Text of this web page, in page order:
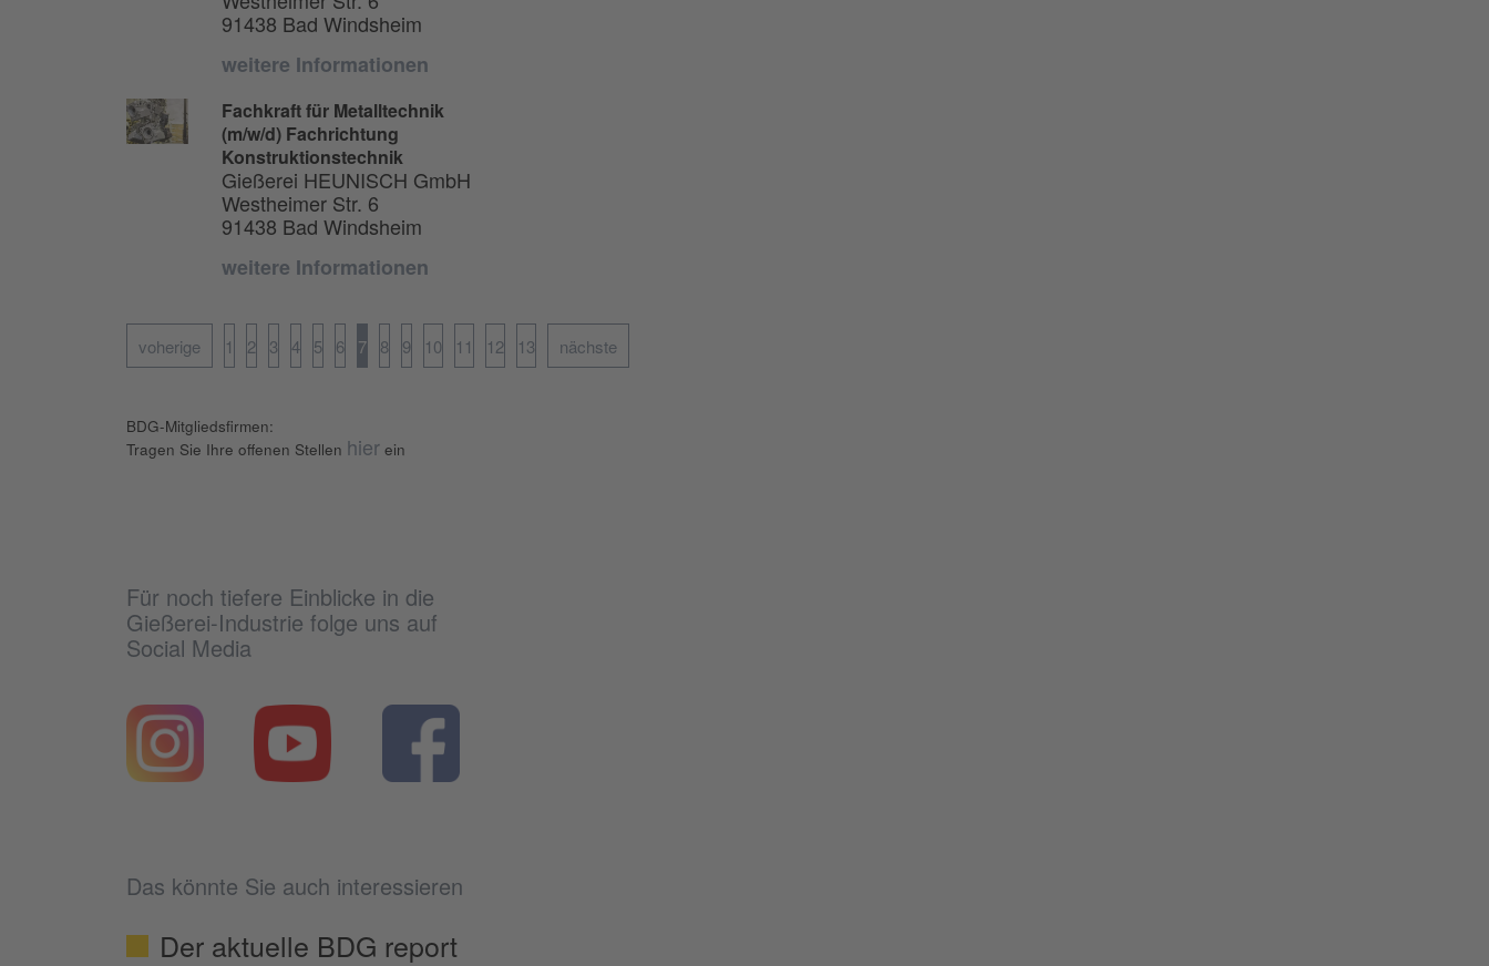
91438 Bad Windsheim
weitere Informationen
Fachkraft für Metalltechnik
(m/w/d) Fachrichtung
Konstruktionstechnik
Gießerei HEUNISCH GmbH
Westheimer Str. 6
91438 Bad Windsheim
weitere Informationen
voherige 1 2 3 4 5 6 7 8 9 10 11 12 13 nächste
BDG-Mitgliedsfirmen:
Tragen Sie Ihre offenen Stellen hier ein
Für noch tiefere Einblicke in die
Gießerei-Industrie folge uns auf
Social Media
Das könnte Sie auch interessieren
Der aktuelle BDG report